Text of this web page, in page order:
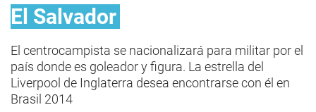
El Salvador
El centrocampista se nacionalizará para militar por el
país donde es goleador y figura. La estrella del
Liverpool de Inglaterra desea encontrarse con él en
Brasil 2014